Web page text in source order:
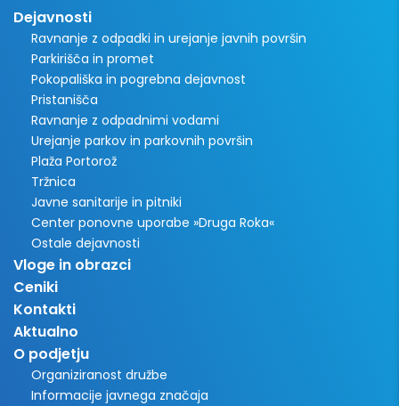
Dejavnosti
Ravnanje z odpadki in urejanje javnih površin
Parkirišča in promet
Pokopališka in pogrebna dejavnost
Pristanišča
Ravnanje z odpadnimi vodami
Urejanje parkov in parkovnih površin
Plaža Portorož
Tržnica
Javne sanitarije in pitniki
Center ponovne uporabe »Druga Roka«
Ostale dejavnosti
Vloge in obrazci
Ceniki
Kontakti
Aktualno
O podjetju
Organiziranost družbe
Informacije javnega značaja